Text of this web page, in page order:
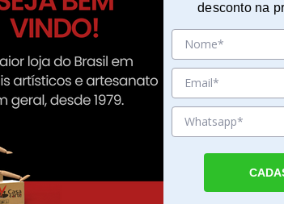
10% OFF 10% OFF
desconto na